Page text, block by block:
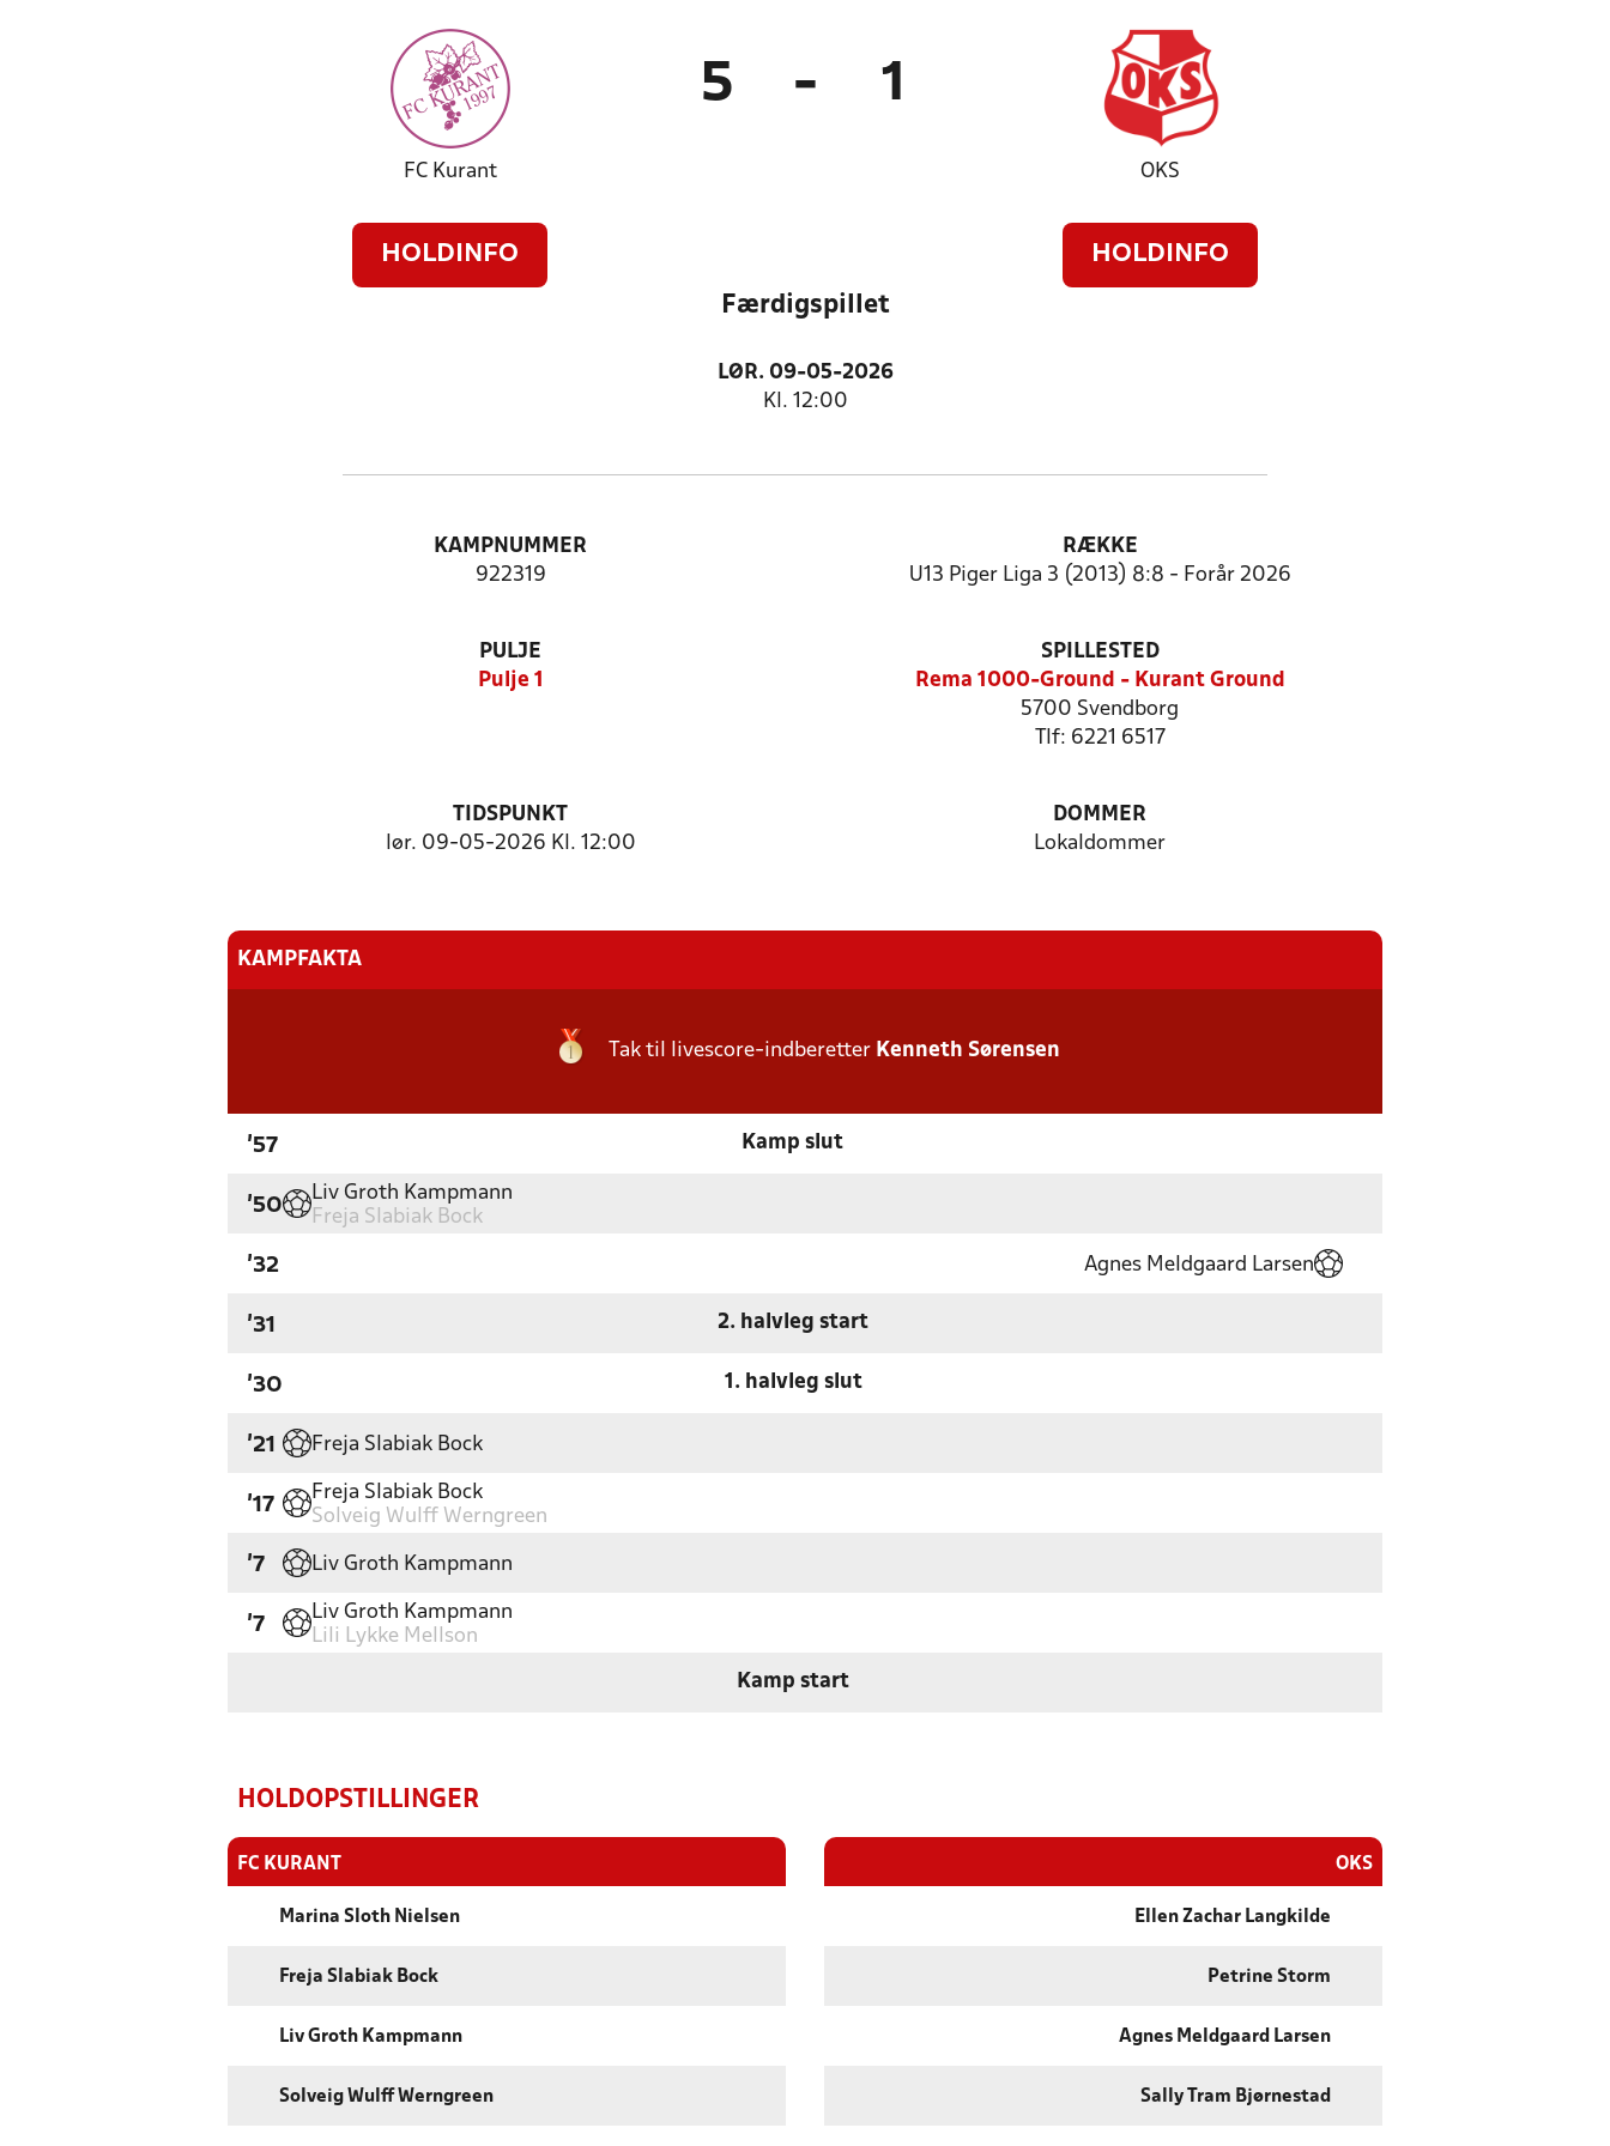
FC Kurant
HOLDINFO
5 - 1
OKS
HOLDINFO
Færdigspillet
LØR. 09-05-2026
Kl. 12:00
KAMPNUMMER
922319
RÆKKE
U13 Piger Liga 3 (2013) 8:8 - Forår 2026
PULJE
Pulje 1
SPILLESTED
Rema 1000-Ground - Kurant Ground
5700 Svendborg
Tlf: 6221 6517
TIDSPUNKT
lør. 09-05-2026 Kl. 12:00
DOMMER
Lokaldommer
KAMPFAKTA
Tak til livescore-indberetter Kenneth Sørensen
'57 Kamp slut
'50
Liv Groth Kampmann
Freja Slabiak Bock
'32 Agnes Meldgaard Larsen
'31 2. halvleg start
'30 1. halvleg slut
'21 Freja Slabiak Bock
'17
Freja Slabiak Bock
Solveig Wulff Werngreen
'7 Liv Groth Kampmann
'7
Liv Groth Kampmann
Lili Lykke Mellson
Kamp start
HOLDOPSTILLINGER
FC KURANT
Marina Sloth Nielsen
Freja Slabiak Bock
Liv Groth Kampmann
Solveig Wulff Werngreen
OKS
Ellen Zachar Langkilde
Petrine Storm
Agnes Meldgaard Larsen
Sally Tram Bjørnestad